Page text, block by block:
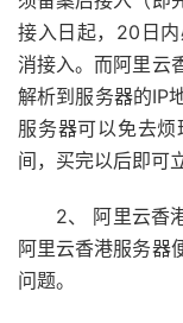
接入日起，20日
消接入。而阿里云
解析到服务器的IP
服务器可以免去
间，买完以后即可
2、 阿里云香
阿里云香港服务器
问题。